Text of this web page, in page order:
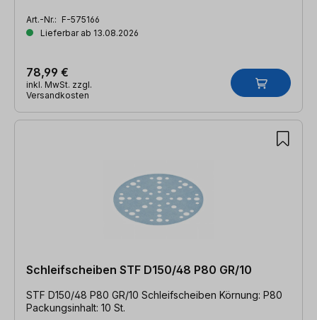
Art.-Nr.: F-575166
Lieferbar ab 13.08.2026
78,99 €
inkl. MwSt. zzgl.
Versandkosten
Schleifscheiben STF D150/48 P80 GR/10
STF D150/48 P80 GR/10 Schleifscheiben Körnung: P80
Packungsinhalt: 10 St.